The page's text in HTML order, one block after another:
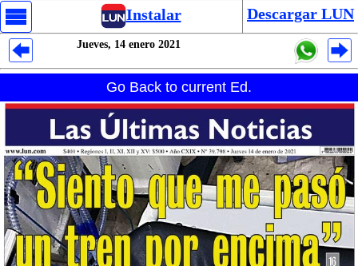
Instalar Descargar LUN
Jueves, 14 enero 2021
Go Back to current Ed.
Despliegues Analytics
Despliegues Totales
Despliegues por Rubros